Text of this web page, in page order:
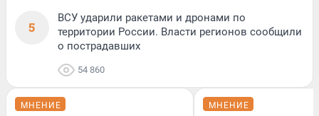
5
ВСУ ударили ракетами и дронами по
территории России. Власти регионов сообщили
о пострадавших
54 860
МНЕНИЕ МНЕНИЕ